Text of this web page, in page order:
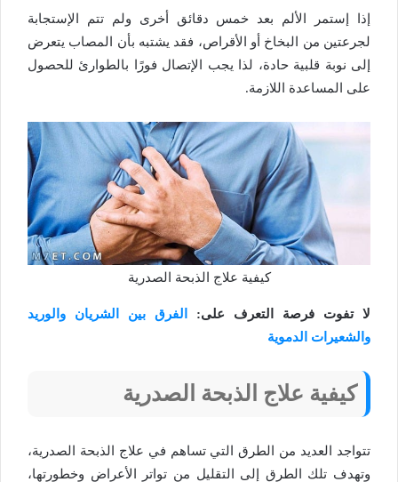
إذا إستمر الألم بعد خمس دقائق أخرى ولم تتم الإستجابة
لجرعتين من البخاخ أو الأقراص، فقد يشتبه بأن المصاب يتعرض
إلى نوبة قلبية حادة، لذا يجب الإتصال فورًا بالطوارئ للحصول
على المساعدة اللازمة.
كيفية علاج الذبحة الصدرية
لا تفوت فرصة التعرف على:
الفرق بين الشريان والوريد
والشعيرات الدموية
كيفية علاج الذبحة الصدرية
تتواجد العديد من الطرق التي تساهم في علاج الذبحة الصدرية،
وتهدف تلك الطرق إلى التقليل من تواتر الأعراض وخطورتها،